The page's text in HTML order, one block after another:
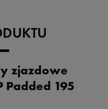
zjazdowe
Padded 195